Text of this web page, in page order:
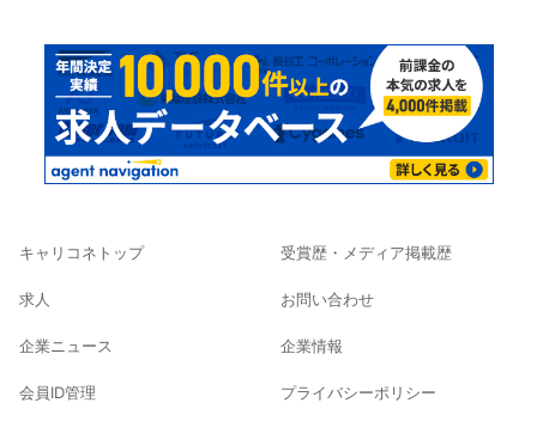
キャリコネトップ
求人
企業ニュース
会員ID管理
受賞歴・メディア掲載歴
お問い合わせ
企業情報
プライバシーポリシー